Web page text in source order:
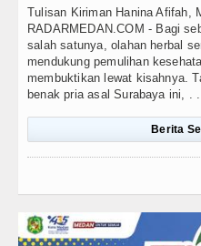
Tulisan Kiriman Hanina Afifah,
RADARMEDAN.COM - Bagi
salah satunya, olahan herbal
mendukung pemulihan
membuktikan lewat kisahnya.
benak pria asal Surabaya ini, . . .
Berita